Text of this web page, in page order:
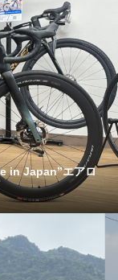
in Japan”エアロ